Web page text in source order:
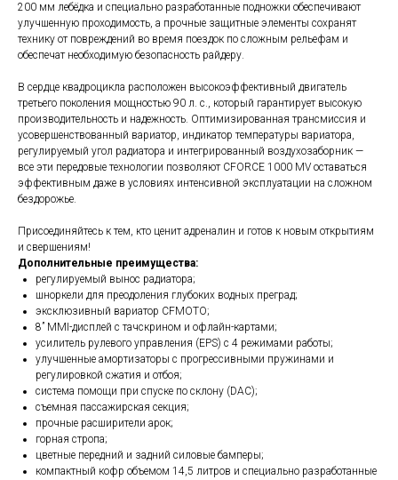
200 мм лебёдка и специально разработанные подножки обеспечивают
улучшенную проходимость, а прочные защитные элементы сохранят
технику от повреждений во время поездок по сложным рельефам и
обеспечат необходимую безопасность райдеру.
В сердце квадроцикла расположен высокоэффективный двигатель
третьего поколения мощностью 90 л. с., который гарантирует высокую
производительность и надежность. Оптимизированная трансмиссия и
усовершенствованный вариатор, индикатор температуры вариатора,
регулируемый угол радиатора и интегрированный воздухозаборник —
все эти передовые технологии позволяют CFORCE 1000 MV оставаться
эффективным даже в условиях интенсивной эксплуатации на сложном
бездорожье.
Присоединяйтесь к тем, кто ценит адреналин и готов к новым открытиям
и свершениям!
Дополнительные преимущества:
регулируемый вынос радиатора;
шноркели для преодоления глубоких водных преград;
эксклюзивный вариатор CFMOTO;
8” MMI-дисплей с тачcкрином и офлайн-картами;
усилитель рулевого управления (EPS) с 4 режимами работы;
улучшенные амортизаторы с прогрессивными пружинами и
регулировкой сжатия и отбоя;
система помощи при спуске по склону (DAC);
съемная пассажирская секция;
прочные расширители арок;
горная стропа;
цветные передний и задний силовые бамперы;
компактный кофр объемом 14,5 литров и специально разработанные